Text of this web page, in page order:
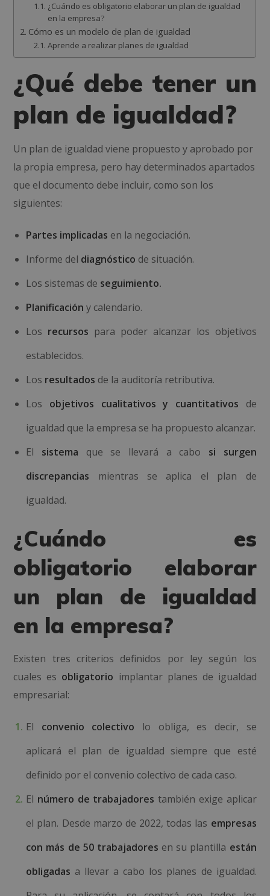
¿Cuándo es obligatorio elaborar un plan de igualdad
en la empresa?
Cómo es un modelo de plan de igualdad
Aprende a realizar planes de igualdad
¿Qué debe tener un
plan de igualdad?
Un plan de igualdad viene propuesto y aprobado por
la propia empresa, pero hay determinados apartados
que el documento debe incluir, como son los
siguientes:
Partes implicadas en la negociación.
Informe del diagnóstico de situación.
Los sistemas de seguimiento.
Planificación y calendario.
Los recursos para poder alcanzar los objetivos
establecidos.
Los resultados de la auditoría retributiva.
Los objetivos cualitativos y cuantitativos de
igualdad que la empresa se ha propuesto alcanzar.
El sistema que se llevará a cabo si surgen
discrepancias mientras se aplica el plan de
igualdad.
¿Cuándo es
obligatorio elaborar
un plan de igualdad
en la empresa?
Existen tres criterios definidos por ley según los
cuales es obligatorio implantar planes de igualdad
empresarial:
El convenio colectivo lo obliga, es decir, se
aplicará el plan de igualdad siempre que esté
definido por el convenio colectivo de cada caso.
El número de trabajadores también exige aplicar
el plan. Desde marzo de 2022, todas las empresas
con más de 50 trabajadores en su plantilla están
obligadas a llevar a cabo los planes de igualdad.